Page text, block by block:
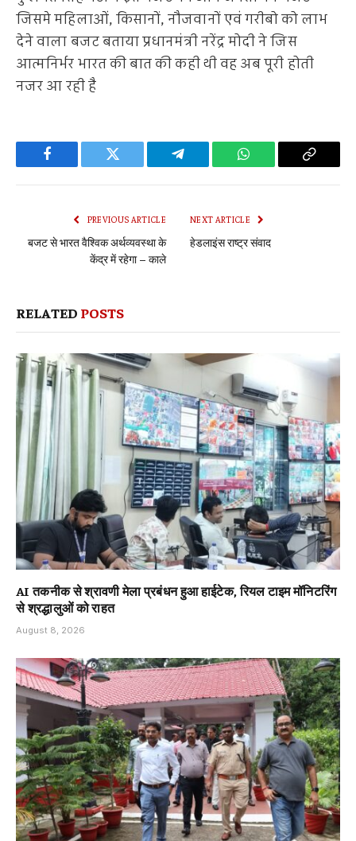
जिसमे महिलाओं, किसानों, नौजवानों एवं गरीबो को लाभ
देने वाला बजट बताया प्रधानमंत्री नरेंद्र मोदी ने जिस
आत्मनिर्भर भारत की बात की कही थी वह अब पूरी होती
नजर आ रही है
Facebook Twitter Telegram WhatsApp Copy
PREVIOUS ARTICLE
बजट से भारत वैश्विक अर्थव्यवस्था के
केंद्र में रहेगा – काले
NEXT ARTICLE
हेडलाइंस राष्ट्र संवाद
RELATED POSTS
AI तकनीक से श्रावणी मेला प्रबंधन हुआ हाईटेक, रियल टाइम मॉनिटरिंग
से श्रद्धालुओं को राहत
August 8, 2026